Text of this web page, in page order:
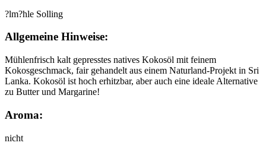
?lm?hle Solling
Allgemeine Hinweise:
Mühlenfrisch kalt gepresstes natives Kokosöl mit feinem
Kokosgeschmack, fair gehandelt aus einem Naturland-Projekt in Sri
Lanka. Kokosöl ist hoch erhitzbar, aber auch eine ideale Alternative
zu Butter und Margarine!
Aroma:
nicht